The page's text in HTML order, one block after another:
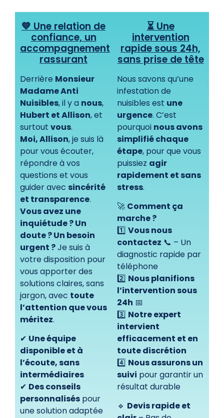
💙 Une relation de
confiance, un
accompagnement
rassurant
Derrière Monsieur
Madame Anti
Nuisibles, il y a nous,
Hubert et Allison, et
surtout vous.
Moi, Allison, je suis là
pour vous écouter,
répondre à vos
questions et vous
guider avec sincérité
et transparence.
Vous avez une
inquiétude ? Un
doute ? Un besoin
urgent ?Je suis à
votre disposition pour
vous apporter des
solutions claires, sans
jargon, avec toute
l’attention que vous
méritez.
✔ Une équipe
disponible et à
l’écoute, sans
intermédiaires
✔ Des conseils
personnalisés pour
une solution adaptée
⏳ Une
intervention
rapide sous 24h,
sans prise de tête
Nous savons qu’une
infestation de
nuisibles est une
urgence. C’est
pourquoi nous avons
simplifié chaque
étape, pour que vous
puissiez agir
rapidement et sans
stress.
🚀 Comment ça
marche ?
1️⃣ Vous nous
contactez 📞 – Un
diagnostic rapide par
téléphone
2️⃣ Nous planifions
l’intervention sous
24h 📅
3️⃣ Notre expert
intervient
efficacement et en
toute discrétion
4️⃣ Nous assurons un
suivi pour garantir un
résultat durable
🔹 Devis rapide et